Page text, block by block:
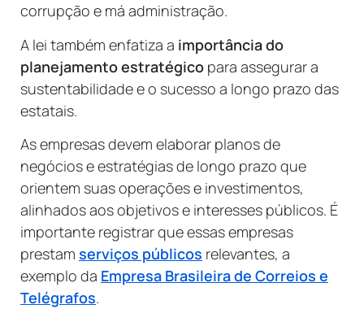
corrupção e má administração.
A lei também enfatiza a importância do
planejamento estratégico para assegurar a
sustentabilidade e o sucesso a longo prazo das
estatais.
As empresas devem elaborar planos de
negócios e estratégias de longo prazo que
orientem suas operações e investimentos,
alinhados aos objetivos e interesses públicos. É
importante registrar que essas empresas
prestam serviços públicos relevantes, a
exemplo da Empresa Brasileira de Correios e
Telégrafos.